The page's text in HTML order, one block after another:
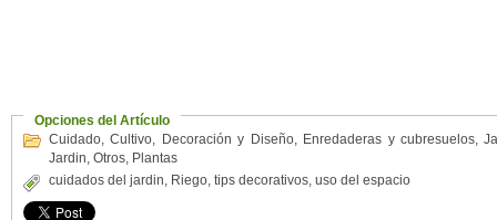
Opciones del Artículo
Cuidado,Cultivo, Decoración y Diseño, Enredaderas y cubresuelos,
Jardin, Otros, Plantas
cuidados del jardin, Riego, tips decorativos, uso del espacio